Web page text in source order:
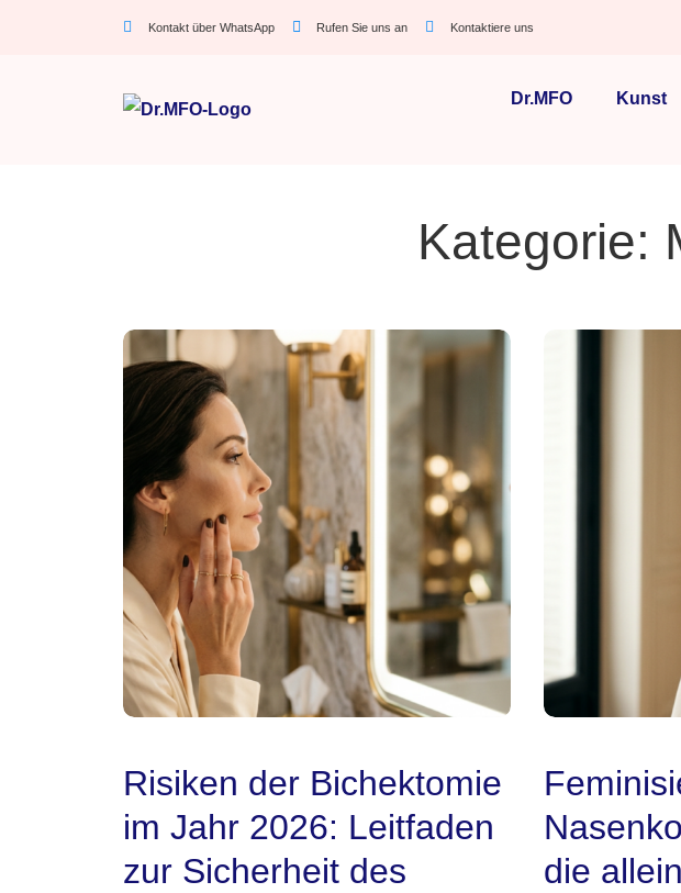
Kontakt über WhatsApp Rufen Sie uns an Kontaktiere uns
Dr.MFO Kunst
Kategorie:
Risiken der Bichektomie
im Jahr 2026: Leitfaden
zur Sicherheit des
die